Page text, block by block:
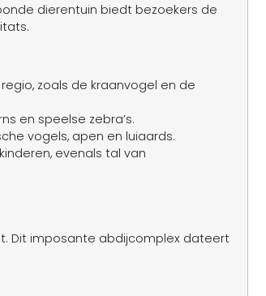
dierentuin biedt bezoekers de
zoals de kraanvogel en de
en speelse zebra’s.
vogels, apen en luiaards.
evenals tal van
Dit imposante abdijcomplex dateert